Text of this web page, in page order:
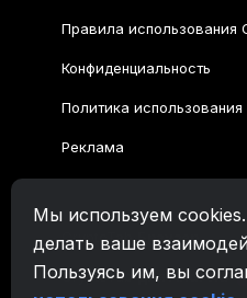
Мы используем
делать ваше
Пользуясь им, вы
Правила использования
Конфиденциальность
Политика
Реклама
CryptoTabБраузер
CryptoTabдля Android